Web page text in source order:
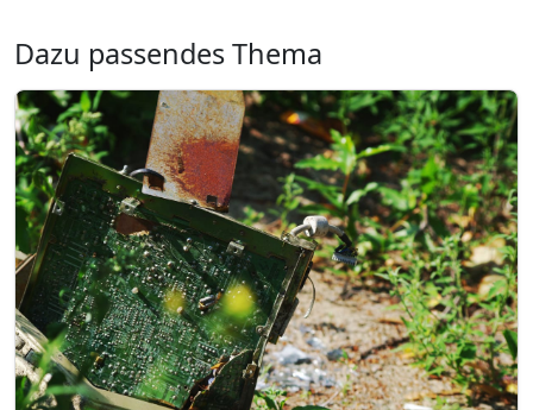
Dazu passendes Thema